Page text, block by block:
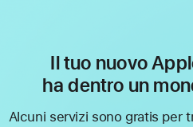
Il tuo nuovo
ha dentro un
Alcuni servizi sono gratis per